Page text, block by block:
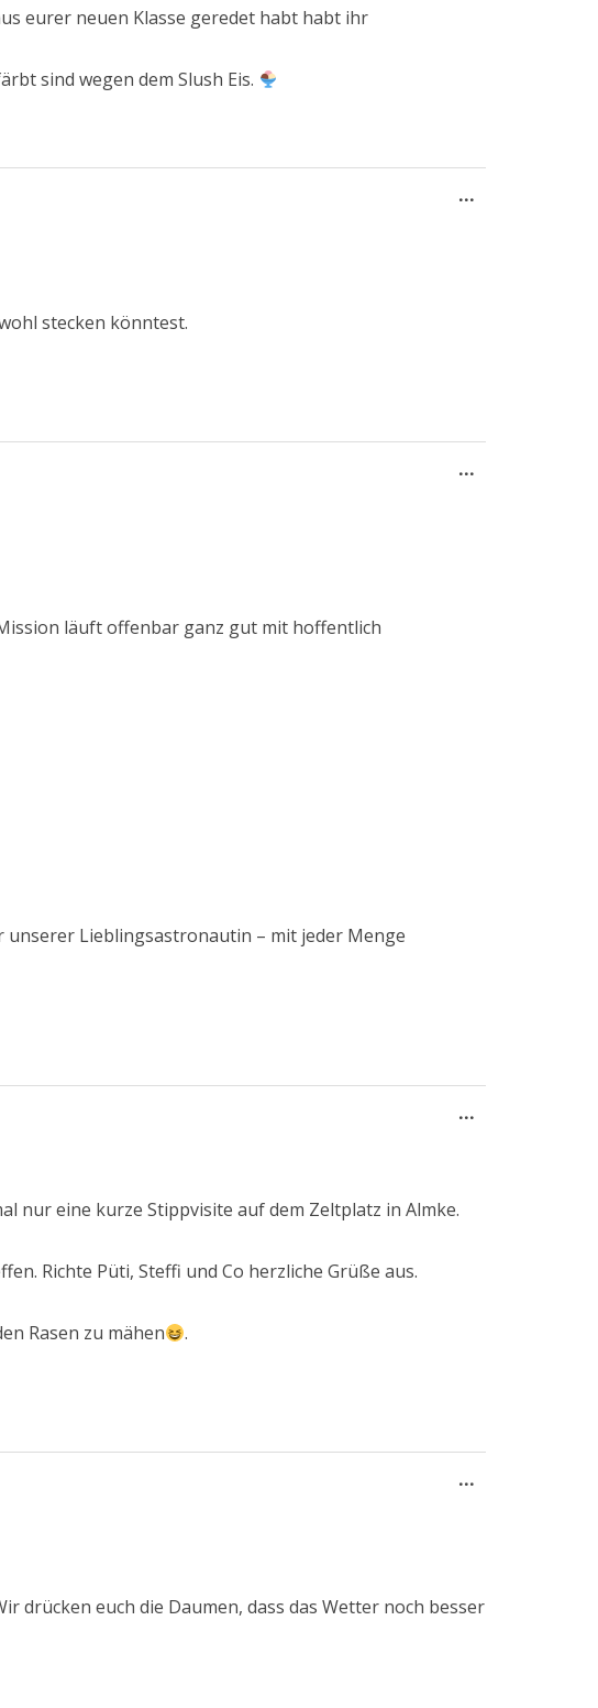
eurer neuen Klasse geredet habt habt ihr
sind wegen dem Slush Eis.
stecken könntest.
...
läuft offenbar ganz gut mit hoffentlich
Lieblingsastronautin – mit jeder Menge
...
nur eine kurze Stippvisite auf dem Zeltplatz in Almke.
Richte Püti, Steffi und Co herzliche Grüße aus.
Rasen zu mähen .
...
drücken euch die Daumen, dass das Wetter noch besser
...